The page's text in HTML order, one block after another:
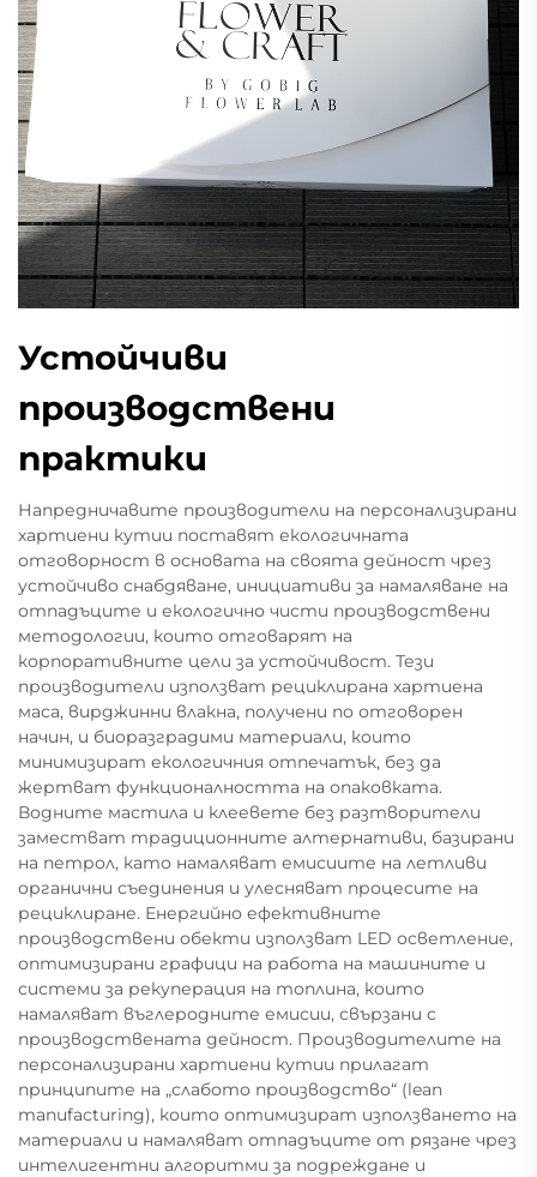
Устойчиви
производствени
практики
Напредничавите производители на персонализирани
хартиени кутии поставят екологичната
отговорност в основата на своята дейност чрез
устойчиво снабдяване, инициативи за намаляване на
отпадъците и екологично чисти производствени
методологии, които отговарят на
корпоративните цели за устойчивост. Тези
производители използват рециклирана хартиена
маса, вирджинни влакна, получени по отговорен
начин, и биоразградими материали, които
минимизират екологичния отпечатък, без да
жертват функционалността на опаковката.
Водните мастила и клеевете без разтворители
заместват традиционните алтернативи, базирани
на петрол, като намаляват емисиите на летливи
органични съединения и улесняват процесите на
рециклиране. Енергийно ефективните
производствени обекти използват LED осветление,
оптимизирани графици на работа на машините и
системи за рекуперация на топлина, които
намаляват въглеродните емисии, свързани с
производствената дейност. Производителите на
персонализирани хартиени кутии прилагат
принципите на „слабото производство“ (lean
manufacturing), които оптимизират използването на
материали и намаляват отпадъците от рязане чрез
интелигентни алгоритми за подреждане и